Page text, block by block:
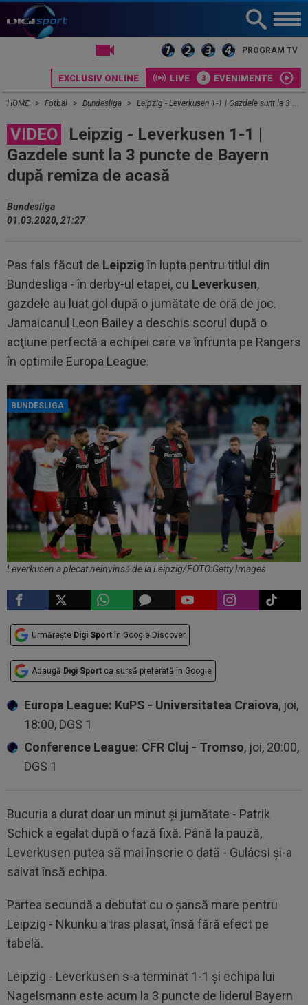
PROGRAM TV
EXCLUSIV ONLINE LIVE EVENIMENTE
HOME Fotbal Bundesliga Leipzig - Leverkusen 1-1 | Gazdele sunt la 3 puncte de Bayern după remiza de acasă
VIDEO
Leipzig - Leverkusen 1-1 |
Gazdele sunt la 3 puncte de Bayern
după remiza de acasă
Bundesliga
01.03.2020, 21:27
Pas fals făcut de Leipzigîn lupta pentru titlul din
Bundesliga - în derby-ul etapei, cu Leverkusen,
gazdele au luat gol după o jumătate de oră de joc.
Jamaicanul Leon Bailey a deschis scorul după o
acţiune perfectă a echipei care va înfrunta pe Rangers
în optimile Europa League.
BUNDESLIGA
Leverkusen a plecat neînvinsă de la Leipzig/FOTO:Getty Images
Urmărește Digi Sport în Google Discover
Adaugă Digi Sport ca sursă preferată în Google
Europa League: KuPS - Universitatea Craiova, joi,
18:00, DGS 1
Conference League: CFR Cluj - Tromso, joi, 20:00,
DGS 1
Bucuria a durat doar un minut şi jumătate - Patrik
Schick a egalat după o fază fixă. Până la pauză,
Leverkusen putea să mai înscrie o dată - Gulácsi şi-a
salvat însă echipa.
Partea secundă a debutat cu o şansă mare pentru
Leipzig - Nkunku a tras plasat, însă fără efect pe
tabelă.
Leipzig - Leverkusen s-a terminat 1-1 şi echipa lui
Nagelsmann este acum la 3 puncte de liderul Bayern